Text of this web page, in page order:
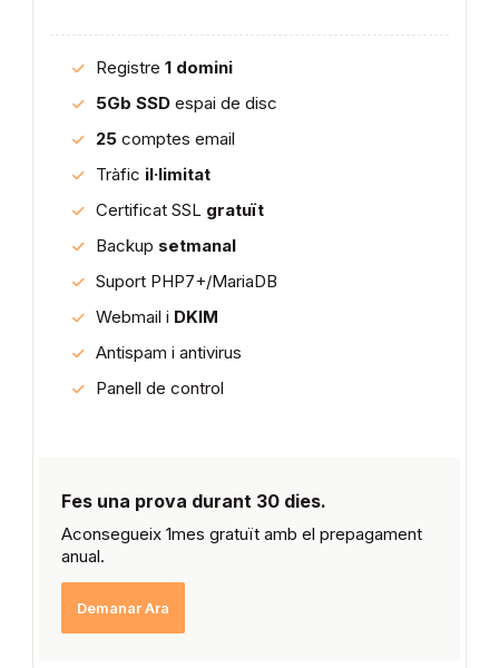
Registre 1 domini
5Gb SSD espai de disc
25 comptes email
Tràfic il·limitat
Certificat SSL gratuït
Backup setmanal
Suport PHP7+/MariaDB
Webmail i DKIM
Antispam i antivirus
Panell de control
Fes una prova durant 30 dies.
Aconsegueix 1mes gratuït amb el prepagament
anual.
Demanar Ara